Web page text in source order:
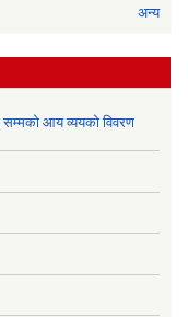
अन्य
आय व्ययको विवरण